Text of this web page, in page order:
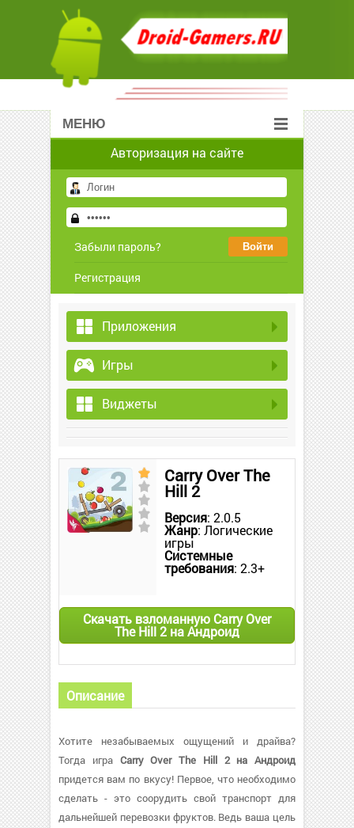
МЕНЮ
Авторизация на сайте
Забыли пароль?
Регистрация
Приложения
Игры
Виджеты
Carry Over The
Hill 2
Версия: 2.0.5
Жанр: Логические
игры
Системные
требования: 2.3+
Скачать взломанную Carry Over
The Hill 2 на Андроид
Описание
Хотите незабываемых ощущений и драйва?
Тогда игра Carry Over The Hill 2 на Андроид
придется вам по вкусу! Первое, что необходимо
сделать - это соорудить свой транспорт для
дальнейшей перевозки фруктов. Ведь ваша цель